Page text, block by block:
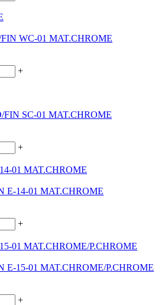
FIN WC-01 MAT.CHROME
+
FIN SC-01 MAT.CHROME
+
E-14-01 MAT.CHROME
+
E-15-01 MAT.CHROME/P.CHROME
+